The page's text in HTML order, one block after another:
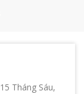
15 Tháng Sáu,